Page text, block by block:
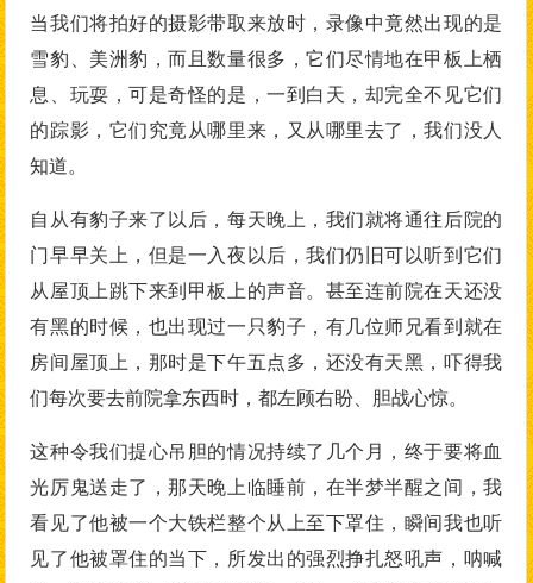
当我们将拍好的摄影带取来放时，录像中竟然出现的是
雪豹、美洲豹，而且数量很多，它们尽情地在甲板上栖
息、玩耍，可是奇怪的是，一到白天，却完全不见它们
的踪影，它们究竟从哪里来，又从哪里去了，我们没人
知道。
自从有豹子来了以后，每天晚上，我们就将通往后院的
门早早关上，但是一入夜以后，我们仍旧可以听到它们
从屋顶上跳下来到甲板上的声音。甚至连前院在天还没
有黑的时候，也出现过一只豹子，有几位师兄看到就在
房间屋顶上，那时是下午五点多，还没有天黑，吓得我
们每次要去前院拿东西时，都左顾右盼、胆战心惊。
这种令我们提心吊胆的情况持续了几个月，终于要将血
光厉鬼送走了，那天晚上临睡前，在半梦半醒之间，我
看见了他被一个大铁栏整个从上至下罩住，瞬间我也听
见了他被罩住的当下，所发出的强烈挣扎怒吼声，呐喊